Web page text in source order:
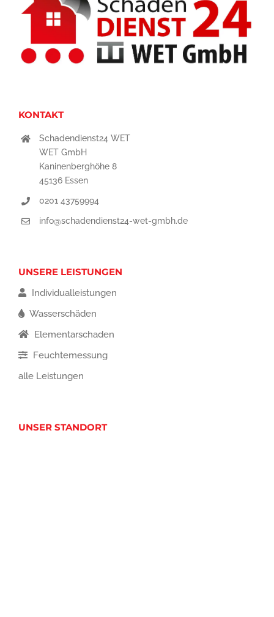
KONTAKT
Schadendienst24 WET
WET GmbH
Kaninenberghöhe 8
45136 Essen
0201 43759994
info@schadendienst24-wet-gmbh.de
UNSERE LEISTUNGEN
Individualleistungen
Wasserschäden
Elementarschaden
Feuchtemessung
alle Leistungen
UNSER STANDORT